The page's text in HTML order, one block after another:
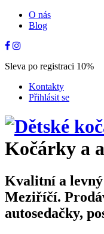
O nás
Blog
Sleva po registraci 10%
Kontakty
Přihlásit se
Kočárky a
Kvalitní a levný
Meziříčí.
autosedačky,